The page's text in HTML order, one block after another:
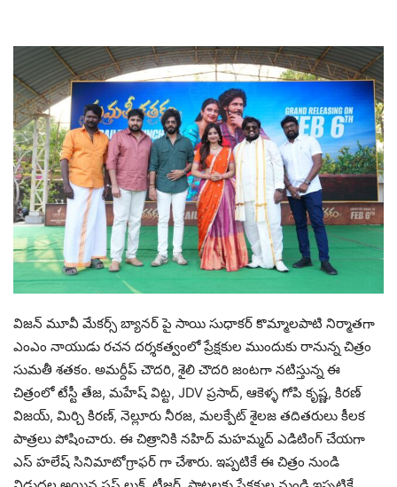
విజన్ మూవీ మేకర్స్ బ్యానర్ పై సాయి సుధాకర్ కొమ్మాలపాటి నిర్మాతగా
ఎంఎం నాయుడు రచన దర్శకత్వంలో ప్రేక్షకుల ముందుకు రానున్న చిత్రం
సుమతీ శతకం. అమర్దీప్ చౌదరి, శైలి చౌదరి జంటగా నటిస్తున్న ఈ
చిత్రంలో టేస్టీ తేజ, మహేష్ విట్ట, JDV ప్రసాద్, ఆకెళ్ళ గోపి కృష్ణ, కిరణ్
విజయ్, మిర్చి కిరణ్, నెల్లూరు నీరజ, మలక్పేట్ శైలజ తదితరులు కీలక
పాత్రలు పోషించారు. ఈ చిత్రానికి నహిద్ మహమ్మద్ ఎడిటింగ్ చేయగా
ఎస్ హలేష్ సినిమాటోగ్రాఫర్ గా చేశారు. ఇప్పటికే ఈ చిత్రం నుండి